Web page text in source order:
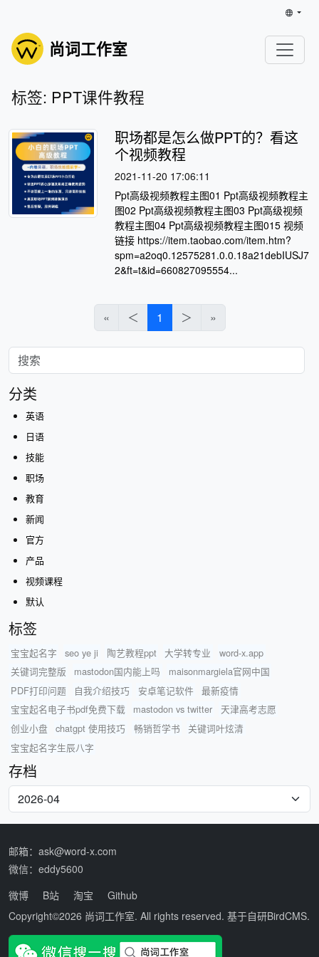
尚词工作室
标签: PPT课件教程
职场都是怎么做PPT的？看这
个视频教程
2021-11-20 17:06:11
Ppt高级视频教程主图01 Ppt高级视频教程主
图02 Ppt高级视频教程主图03 Ppt高级视频
教程主图04 Ppt高级视频教程主图015 视频
链接 https://item.taobao.com/item.htm?
spm=a2oq0.12575281.0.0.18a21debIUSJ7
2&ft=t&id=660827095554...
« ＜ 1 ＞ »
分类
英语
日语
技能
职场
教育
新闻
官方
产品
视频课程
默认
标签
宝宝起名字 seo ye ji 陶艺教程ppt 大学转专业
word-x.app
关键词完整版
mastodon国内能上吗
maisonmargiela官网中国
PDF打印问题
自我介绍技巧 安卓笔记软件
最新疫情
宝宝起名电子书pdf免费下载
mastodon vs twitter
天津高考志愿
创业小盘
chatgpt 使用技巧 畅销哲学书
关键词叶炫清
宝宝起名字生辰八字
存档
邮箱：ask@word-x.com
微信：eddy5600
微博
B站 淘宝
Github
Copyright©2026 尚词工作室. All rights reserved. 基于自研BirdCMS.